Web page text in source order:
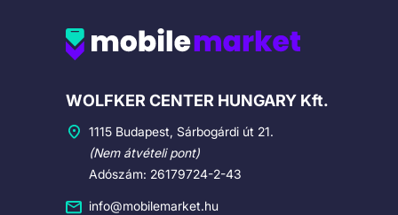
Cégadatok
WOLFKER CENTER HUNGARY Kft.
1115 Budapest, Sárbogárdi út 21.
(Nem átvételi pont)
Adószám: 26179724-2-43
info@mobilemarket.hu